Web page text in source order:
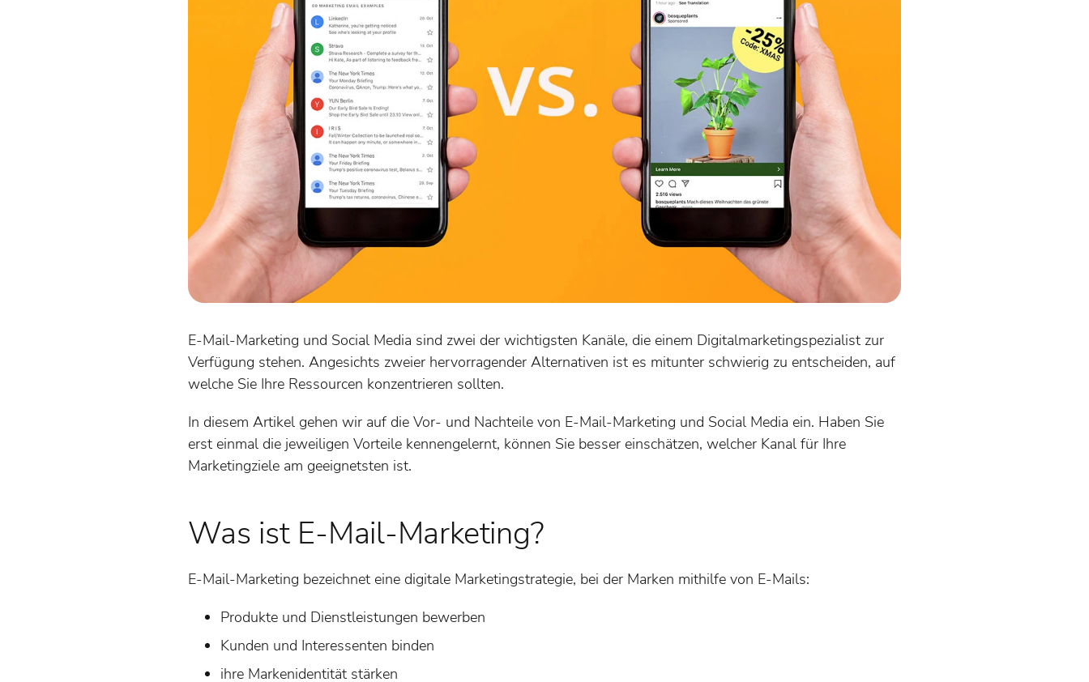
E-Mail-Marketing und Social Media sind zwei der wichtigsten Kanäle, die einem Digitalmarketingspezialist zur
Verfügung stehen. Angesichts zweier hervorragender Alternativen ist es mitunter schwierig zu entscheiden, auf
welche Sie Ihre Ressourcen konzentrieren sollten.
In diesem Artikel gehen wir auf die Vor- und Nachteile von E-Mail-Marketing und Social Media ein. Haben Sie
erst einmal die jeweiligen Vorteile kennengelernt, können Sie besser einschätzen, welcher Kanal für Ihre
Marketingziele am geeignetsten ist.
Was ist E-Mail-Marketing?
E-Mail-Marketing bezeichnet eine digitale Marketingstrategie, bei der Marken mithilfe von E-Mails:
Produkte und Dienstleistungen bewerben
Kunden und Interessenten binden
ihre Markenidentität stärken